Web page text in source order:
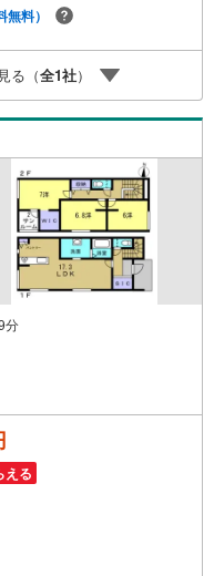
をモットーに、創業以来多
きました。「人と人、心と
、お客様へのサポートを
リバティ〒732-0818広島市
無料）
る（全1社）
分
える